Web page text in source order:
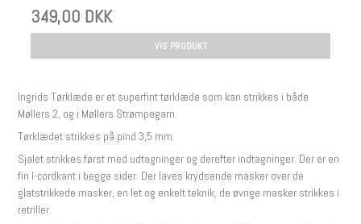
349,00 DKK
VIS PRODUKT
Ingrids Tørklæde er et superfint tørklæde som kan strikkes i både
Møllers 2, og i Møllers Strømpegarn.
Tørklædet strikkes på pind 3,5 mm.
Sjalet strikkes først med udtagninger og derefter indtagninger. Der er en
fin I-cordkant i begge sider. Der laves krydsende masker over de
glatstrikkede masker, en let og enkelt teknik, de øvrige masker strikkes i
retriller.